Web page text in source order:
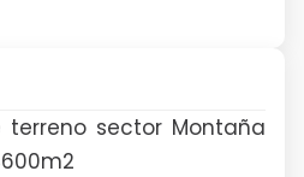
sector Montaña